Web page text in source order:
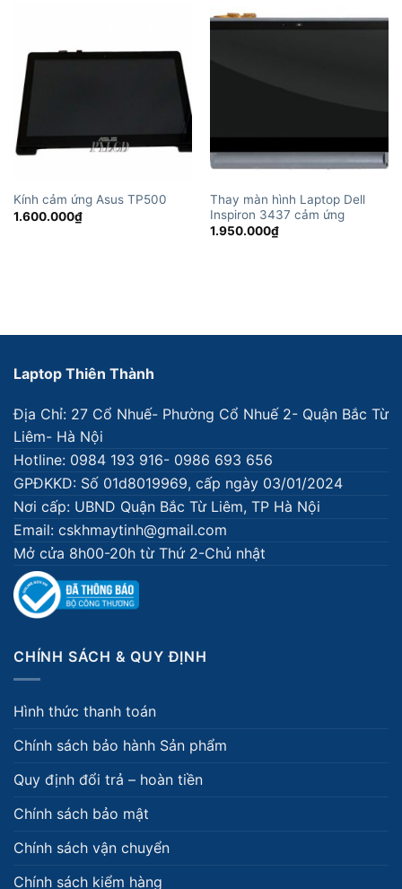
Kính cảm ứng Asus TP500
1.600.000₫
Thay màn hình Laptop Dell
Inspiron 3437 cảm ứng
1.950.000₫
Laptop Thiên Thành
Địa Chỉ: 27 Cổ Nhuế- Phường Cổ Nhuế 2- Quận Bắc Từ
Liêm- Hà Nội
Hotline: 0984 193 916- 0986 693 656
GPĐKKD: Số 01d8019969, cấp ngày 03/01/2024
Nơi cấp: UBND Quận Bắc Từ Liêm, TP Hà Nội
Email: cskhmaytinh@gmail.com
Mở cửa 8h00-20h từ Thứ 2-Chủ nhật
CHÍNH SÁCH & QUY ĐỊNH
Hình thức thanh toán
Chính sách bảo hành Sản phẩm
Quy định đổi trả – hoàn tiền
Chính sách bảo mật
Chính sách vận chuyển
Chính sách kiểm hàng